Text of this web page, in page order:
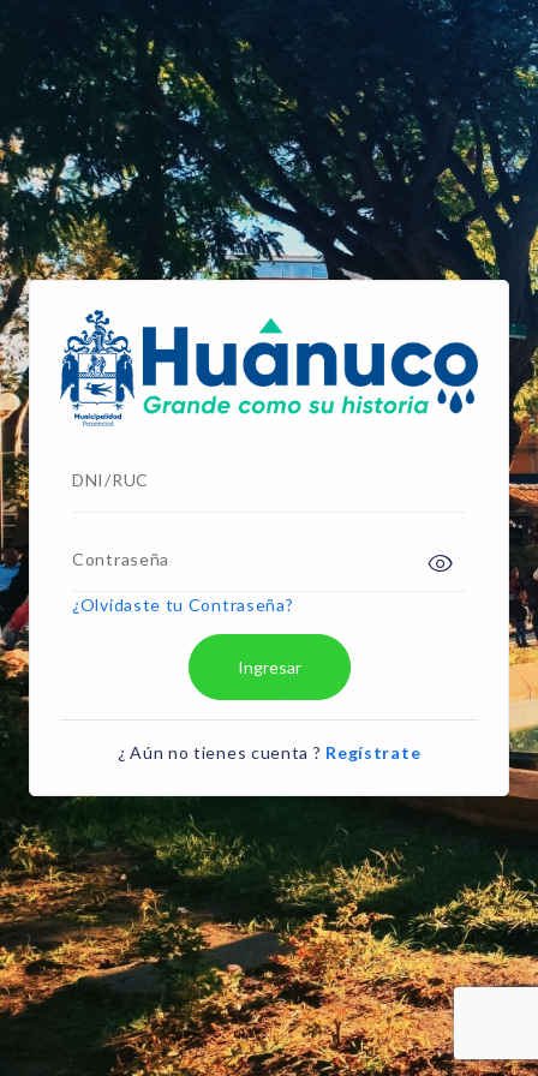
DNI/RUC
Contraseña
¿Olvidaste tu Contraseña?
Ingresar
¿ Aún no tienes cuenta ? Regístrate